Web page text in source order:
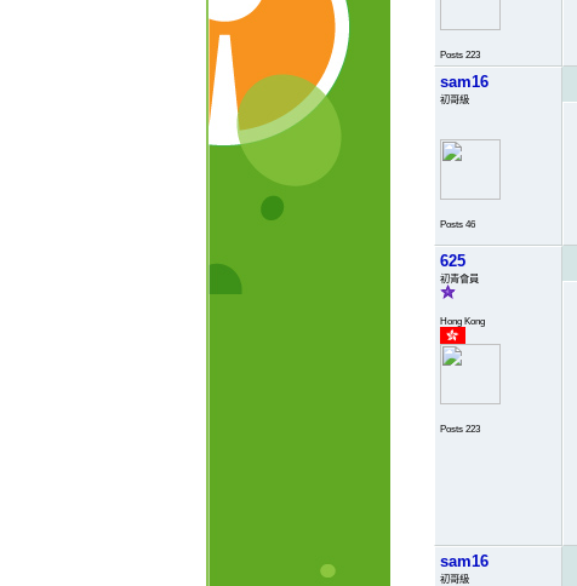
Posts 223
sam16
初哥級
Posts 46
625
初青會員
Hong Kong
Posts 223
sam16
初哥級